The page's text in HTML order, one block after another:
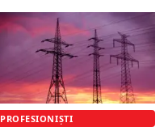
PROFESIONIȘTI